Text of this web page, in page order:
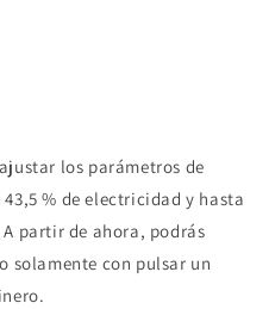
los parámetros de
% de electricidad y hasta
partir de ahora, podrás
solamente con pulsar un